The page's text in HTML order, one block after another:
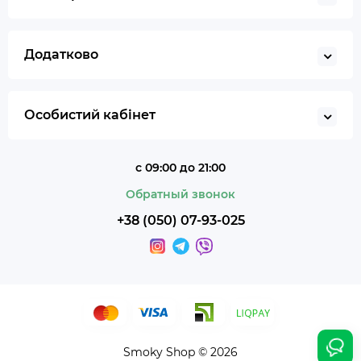
Додатково
Особистий кабінет
с 09:00 до 21:00
Обратный звонок
+38 (050) 07-93-025
Smoky Shop © 2026